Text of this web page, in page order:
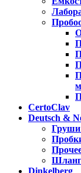
CertoClav
Deutsch &
Груши
Dinkelberg